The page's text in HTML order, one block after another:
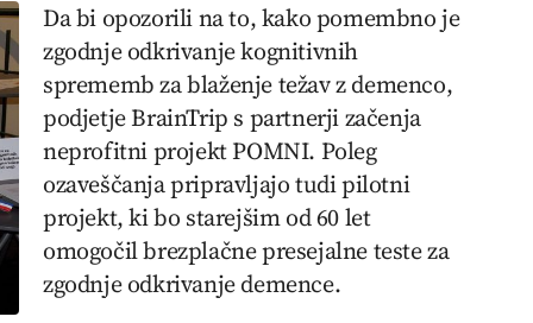
Da bi opozorili na to, kako pomembno je
zgodnje odkrivanje kognitivnih
sprememb za blaženje težav z demenco,
podjetje BrainTrip s partnerji začenja
neprofitni projekt POMNI. Poleg
ozaveščanja pripravljajo tudi pilotni
projekt, ki bo starejšim od 60 let
omogočil brezplačne presejalne teste za
zgodnje odkrivanje demence.